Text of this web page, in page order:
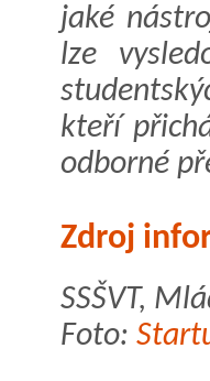
jaké
lze
kteří
odborné
Zdroj
SSŠVT,
Foto: